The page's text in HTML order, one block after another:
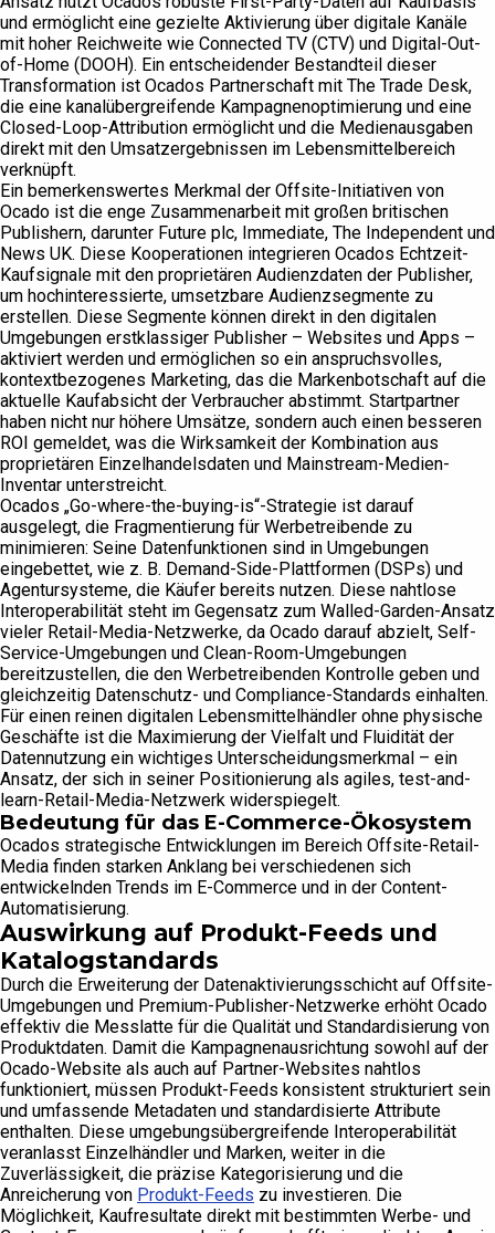
und ermöglicht eine gezielte Aktivierung über digitale Kanäle
mit hoher Reichweite wie Connected TV (CTV) und Digital-Out-
of-Home (DOOH). Ein entscheidender Bestandteil dieser
Transformation ist Ocados Partnerschaft mit The Trade Desk,
die eine kanalübergreifende Kampagnenoptimierung und eine
Closed-Loop-Attribution ermöglicht und die Medienausgaben
direkt mit den Umsatzergebnissen im Lebensmittelbereich
verknüpft.
Ein bemerkenswertes Merkmal der Offsite-Initiativen von
Ocado ist die enge Zusammenarbeit mit großen britischen
Publishern, darunter Future plc, Immediate, The Independent und
News UK. Diese Kooperationen integrieren Ocados Echtzeit-
Kaufsignale mit den proprietären Audienzdaten der Publisher,
um hochinteressierte, umsetzbare Audienzsegmente zu
erstellen. Diese Segmente können direkt in den digitalen
Umgebungen erstklassiger Publisher – Websites und Apps –
aktiviert werden und ermöglichen so ein anspruchsvolles,
kontextbezogenes Marketing, das die Markenbotschaft auf die
aktuelle Kaufabsicht der Verbraucher abstimmt. Startpartner
haben nicht nur höhere Umsätze, sondern auch einen besseren
ROI gemeldet, was die Wirksamkeit der Kombination aus
proprietären Einzelhandelsdaten und Mainstream-Medien-
Inventar unterstreicht.
Ocados „Go-where-the-buying-is“-Strategie ist darauf
ausgelegt, die Fragmentierung für Werbetreibende zu
minimieren: Seine Datenfunktionen sind in Umgebungen
eingebettet, wie z. B. Demand-Side-Plattformen (DSPs) und
Agentursysteme, die Käufer bereits nutzen. Diese nahtlose
Interoperabilität steht im Gegensatz zum Walled-Garden-Ansatz
vieler Retail-Media-Netzwerke, da Ocado darauf abzielt, Self-
Service-Umgebungen und Clean-Room-Umgebungen
bereitzustellen, die den Werbetreibenden Kontrolle geben und
gleichzeitig Datenschutz- und Compliance-Standards einhalten.
Für einen reinen digitalen Lebensmittelhändler ohne physische
Geschäfte ist die Maximierung der Vielfalt und Fluidität der
Datennutzung ein wichtiges Unterscheidungsmerkmal – ein
Ansatz, der sich in seiner Positionierung als agiles, test-and-
learn-Retail-Media-Netzwerk widerspiegelt.
Bedeutung für das E-Commerce-Ökosystem
Ocados strategische Entwicklungen im Bereich Offsite-Retail-
Media finden starken Anklang bei verschiedenen sich
entwickelnden Trends im E-Commerce und in der Content-
Automatisierung.
Auswirkung auf Produkt-Feeds und
Katalogstandards
Durch die Erweiterung der Datenaktivierungsschicht auf Offsite-
Umgebungen und Premium-Publisher-Netzwerke erhöht Ocado
effektiv die Messlatte für die Qualität und Standardisierung von
Produktdaten. Damit die Kampagnenausrichtung sowohl auf der
Ocado-Website als auch auf Partner-Websites nahtlos
funktioniert, müssen Produkt-Feeds konsistent strukturiert sein
und umfassende Metadaten und standardisierte Attribute
enthalten. Diese umgebungsübergreifende Interoperabilität
veranlasst Einzelhändler und Marken, weiter in die
Zuverlässigkeit, die präzise Kategorisierung und die
Anreicherung von Produkt-Feeds zu investieren. Die
Möglichkeit, Kaufresultate direkt mit bestimmten Werbe- und